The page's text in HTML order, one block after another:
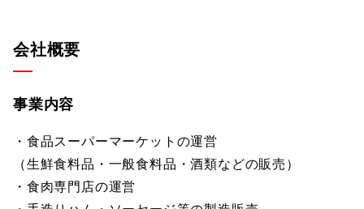
会社概要
事業内容
・食品スーパーマーケットの運営
（生鮮食料品・一般食料品・酒類などの販売）
・食肉専門店の運営